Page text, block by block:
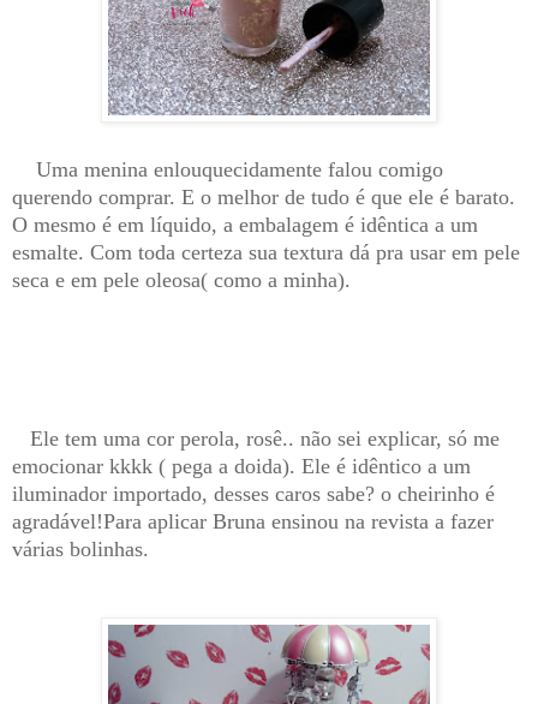
Uma menina enlouquecidamente falou comigo
querendo comprar. E o melhor de tudo é que ele é barato.
O mesmo é em líquido, a embalagem é idêntica a um
esmalte. Com toda certeza sua textura dá pra usar em pele
seca e em pele oleosa( como a minha).
Ele tem uma cor perola, rosê.. não sei explicar, só me
emocionar kkkk ( pega a doida). Ele é idêntico a um
iluminador importado, desses caros sabe? o cheirinho é
agradável!Para aplicar Bruna ensinou na revista a fazer
várias bolinhas.